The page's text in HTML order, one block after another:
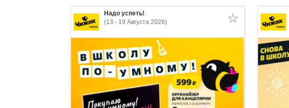
Надо успеть!
(13 - 19 Августа 2026)